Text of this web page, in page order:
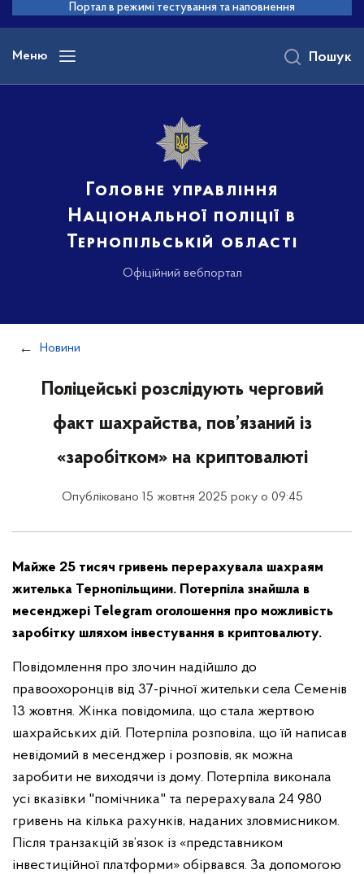
основного
вмісту
Портал в режимі тестування та наповнення
Меню
Головне управління
Національної поліції в
Тернопільській області
Офіційний вебпортал
Пошук
Новини
Поліцейські розслідують черговий
факт шахрайства, пов’язаний із
«заробітком» на криптовалюті
Опубліковано 15 жовтня 2025 року о 09:45
Майже 25 тисяч гривень перерахувала шахраям
жителька Тернопільщини. Потерпіла знайшла в
месенджері Telegram оголошення про можливість
заробітку шляхом інвестування в криптовалюту.
Повідомлення про злочин надійшло до
правоохоронців від 37-річної жительки села Семенів
13 жовтня. Жінка повідомила, що стала жертвою
шахрайських дій. Потерпіла розповіла, що їй написав
невідомий в месенджер і розповів, як можна
заробити не виходячи із дому. Потерпіла виконала
усі вказівки "помічника" та перерахувала 24 980
гривень на кілька рахунків, наданих зловмисником.
Після транзакцій зв’язок із «представником
інвестиційної платформи» обірвався. За допомогою